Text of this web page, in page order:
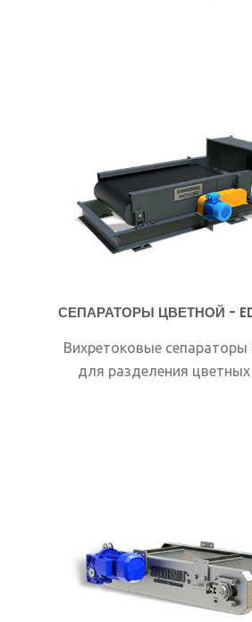
СЕПАРАТОРЫ ЦВЕТНОЙ -
Вихретоковые сепараторы
для разделения